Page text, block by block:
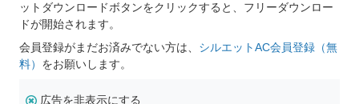
ットダウンロードボタンをクリックすると、フリーダウンロー
ドが開始されます。
会員登録がまだお済みでない方は、 シルエットAC会員登録（無
料） をお願いします。
広告を非表示にする